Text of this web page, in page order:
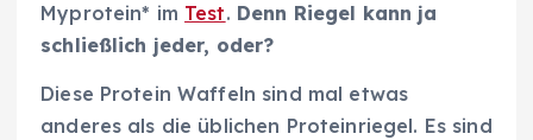
Myprotein* im Test. Denn Riegel kann ja
schließlich jeder, oder?
Diese Protein Waffeln sind mal etwas
anderes als die üblichen Proteinriegel. Es sind